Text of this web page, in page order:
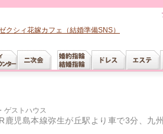
クシィ花嫁カフェ（結婚準備SNS）
ゲストハウス
児島本線弥生が丘駅より車で3分、九